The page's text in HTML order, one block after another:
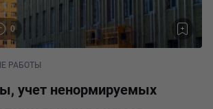
0
РАБОТЫ
учет ненормируемых